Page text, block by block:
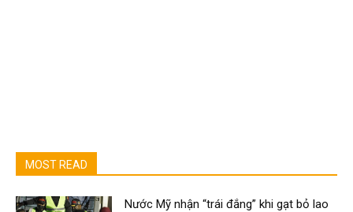
MOST READ
Nước Mỹ nhận “trái đắng” khi gạt bỏ lao